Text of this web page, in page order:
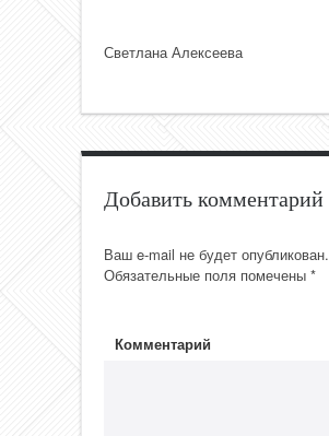
Светлана Алексеева
Добавить комментарий
Ваш e-mail не будет опубликован.
Обязательные поля помечены *
Комментарий